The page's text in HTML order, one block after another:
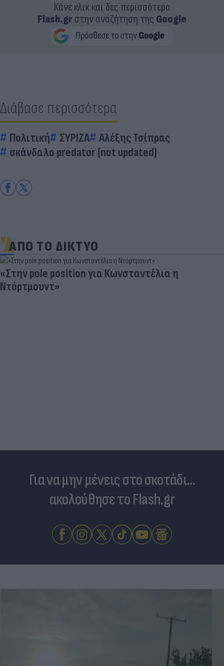
Κάνε κλικ και δες περισσότερο
Flash.grστην αναζήτηση της Google
Διάβασε περισσότερα
Πολιτική ΣΥΡΙΖΑ
Αλέξης Τσίπρας
σκάνδαλο predator (not updated)
ΑΠΟ ΤΟ ΔΙΚΤΥΟ
«Στην pole position για Κωνσταντέλια η
Ντόρτμουντ»
Για να μην μένεις στο σκοτάδι...
ακολούθησε το Flash.gr